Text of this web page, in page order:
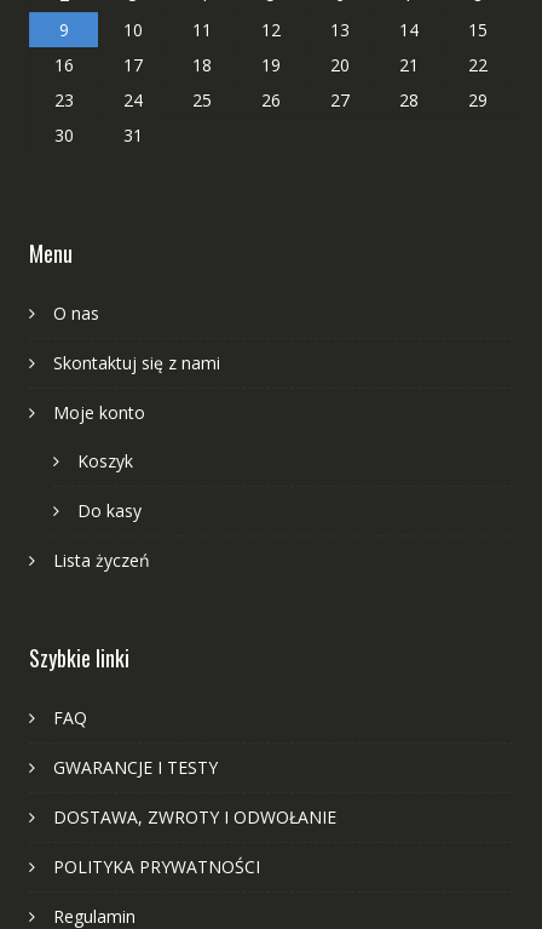
9
10 11 12 13 14
15
16
17 18 19 20 21
22
23
24 25 26 27 28
29
30
31
Menu
O nas
Skontaktuj się z nami
Moje konto
Koszyk
Do kasy
Lista życzeń
Szybkie linki
FAQ
GWARANCJE I TESTY
DOSTAWA, ZWROTY I ODWOŁANIE
POLITYKA PRYWATNOŚCI
Regulamin